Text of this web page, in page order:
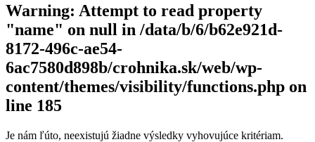
Warning: Attempt to read property
"name" on null in /data/b/6/b62e921d-
8172-496c-ae54-
6ac7580d898b/crohnika.sk/web/wp-
content/themes/visibility/functions.php on
line 185
Je nám ľúto, neexistujú žiadne výsledky vyhovujúce kritériam.